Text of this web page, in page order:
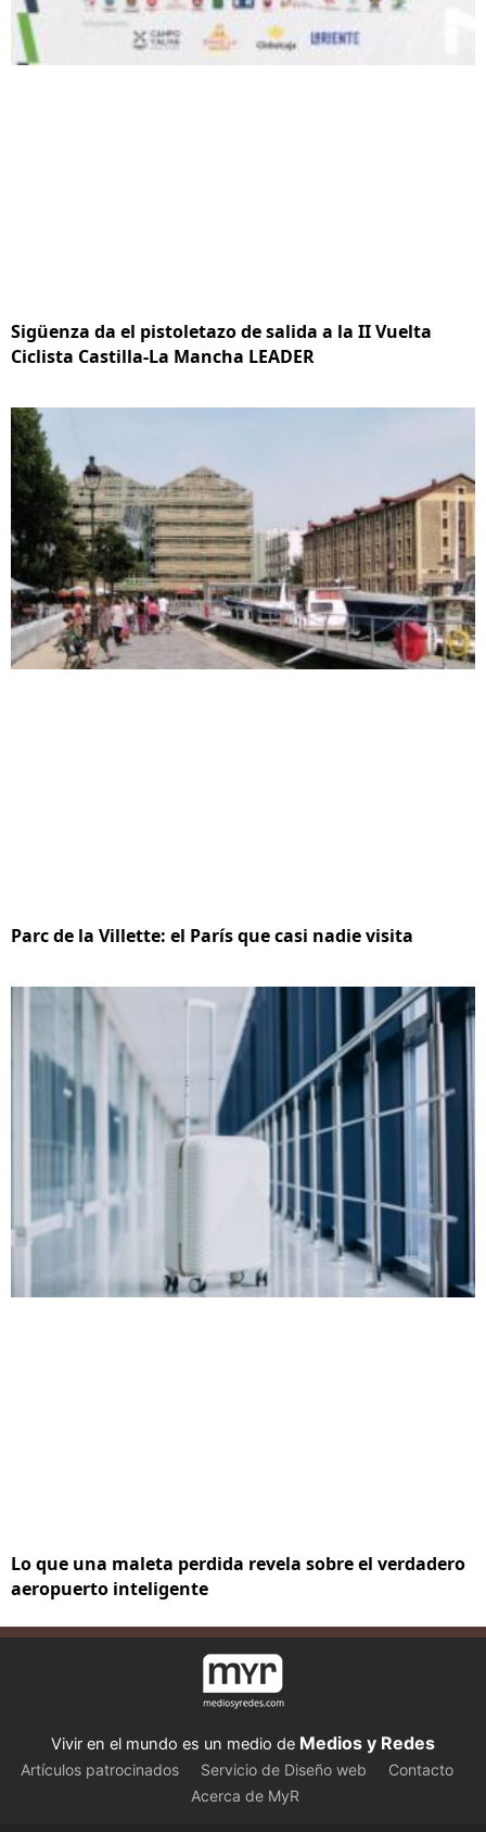
Sigüenza da el pistoletazo de salida a la II Vuelta
Ciclista Castilla-La Mancha LEADER
Parc de la Villette: el París que casi nadie visita
Lo que una maleta perdida revela sobre el verdadero
aeropuerto inteligente
Vivir en el mundo es un medio de Medios y Redes
Artículos patrocinados Servicio de Diseño web
Contacto
Acerca de MyR